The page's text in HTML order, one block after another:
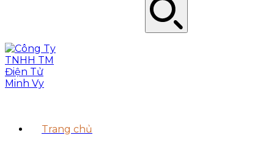
Trang chủ